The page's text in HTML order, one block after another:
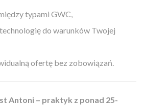
typami GWC,
do warunków Twojej
ofertę bez zobowiązań.
Antoni – praktyk z ponad 25-